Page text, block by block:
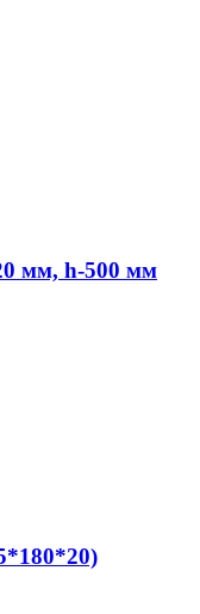
мм, h-500 мм